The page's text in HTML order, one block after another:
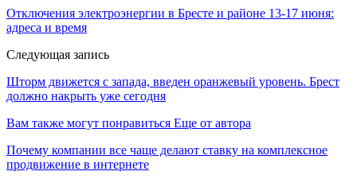
Отключения электроэнергии в Бресте и районе 13-17 июня:
адреса и время
Следующая запись
Шторм движется с запада, введен оранжевый уровень. Брест
должно накрыть уже сегодня
Вам также могут понравиться Еще от автора
Почему компании все чаще делают ставку на комплексное
продвижение в интернете